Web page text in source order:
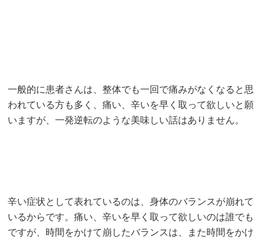
一般的に患者さんは、整体でも一回で痛みがなくなると思
われている方も多く、痛い、辛いを早く取って欲しいと願
いますが、一発逆転のような美味しい話はありません。
辛い症状として表れているのは、身体のバランスが崩れて
いるからです。痛い、辛いを早く取って欲しいのは誰でも
ですが、時間をかけて崩したバランスは、また時間をかけ